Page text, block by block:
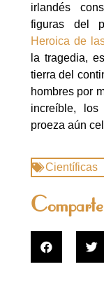
irlandés
figuras del
Heroica de
la tragedia,
tierra del
hombres por
increíble,
proeza aún
Científicas
Comparte